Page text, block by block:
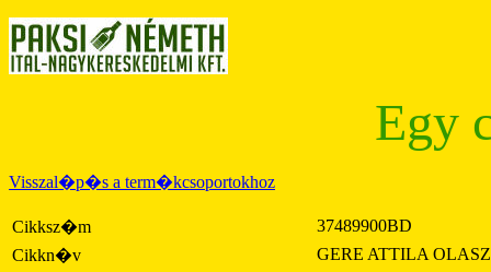
Egy
Visszal�p�s a term�kcsoportokhoz
Cikksz�m
37489900BD
Cikkn�v
GERE ATTILA